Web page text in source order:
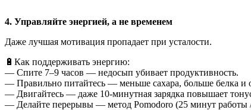
4. Управляйте энергией, а не временем
Даже лучшая мотивация пропадает при усталости.
🔋Как поддерживать энергию:
— Спите 7–9 часов — недосып убивает продуктивность.
— Правильно питайтесь — меньше сахара, больше белка и
— Двигайтесь — даже 10-минутная зарядка повышает
— Делайте перерывы — метод Pomodoro (25 минут работы